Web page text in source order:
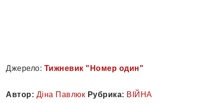
Джерело: Тижневик "Номер один"
Автор: Діна Павлюк Рубрика: ВІЙНА